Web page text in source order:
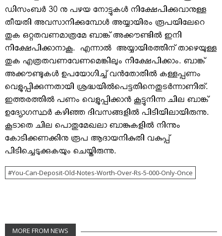
ഡിസംബര്‍ 30 നു പഴയ നോട്ടുകള്‍ നിക്ഷേപിക്കുവാനുള്ള
തീയതി അവസാനിക്കുമ്പോള്‍ അയ്യായിരം രൂപയിലേറെ
തുക ഒറ്റതവണമാത്രമേ ബാങ്ക് അക്കൗണ്ടില്‍ ഇനി
നിക്ഷേപിക്കാനാകൂ. എന്നാല്‍ അയ്യായിരത്തിന് താഴെയുള്ള
തുക എത്രതവണവേണമെങ്കിലും നിക്ഷേപിക്കാം. ബാങ്ക്
അക്കൗണ്ടുകള്‍ ഉപയോഗിച്ച് വന്‍തോതില്‍ കള്ളപ്പണം
വെളുപ്പിക്കുന്നതായി ശ്രദ്ധയില്‍പെട്ടതിനെതുടര്‍ന്നാണിത്.
ഇത്തരത്തില്‍ പണം വെളുപ്പിക്കാന്‍ കൂട്ടുനിന്ന ചില ബാങ്ക്
ഉദ്യോഗസ്ഥര്‍ കഴിഞ്ഞ ദിവസങ്ങളില്‍ പിടിയിലായിരുന്നു.
കൂടാതെ ചില പൊതുമേഖലാ ബാങ്കുകളില്‍ നിന്നും
കോടിക്കണക്കിനു രൂപ ആദായനികുതി വകുപ്പ്
പിടിച്ചെടുക്കുകയും ചെയ്തിരുന്നു.
You-Can-Deposit-Old-Notes-Worth-Over-Rs-5-000-Only-Once
MORE FROM NEWS